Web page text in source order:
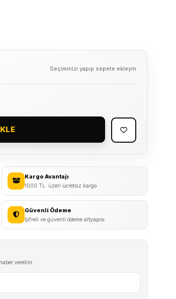
Seçiminizi yapıp sepete ekleyin
Kargo Avantajı
1000 TL. üzeri ücretsiz kargo
Güvenli Ödeme
Şifreli ve güvenli ödeme altyapısı
verelim.